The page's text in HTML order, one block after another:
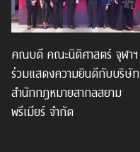
คณบดี คณะนิติศาสตร์ จุฬาฯ
ร่วมแสดงความยินดีกับบริษัท
สำนักกฎหมายสากลสยาม
พรีเมียร์ จำกัด